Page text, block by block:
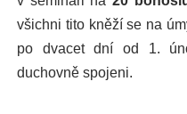
všichni tito kněží se na
po dvacet dní od 1.
duchovně spojeni.